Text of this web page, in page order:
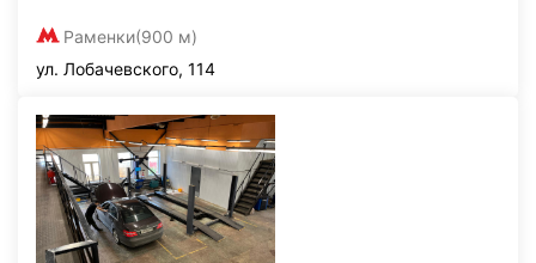
Раменки(900 м)
ул. Лобачевского, 114